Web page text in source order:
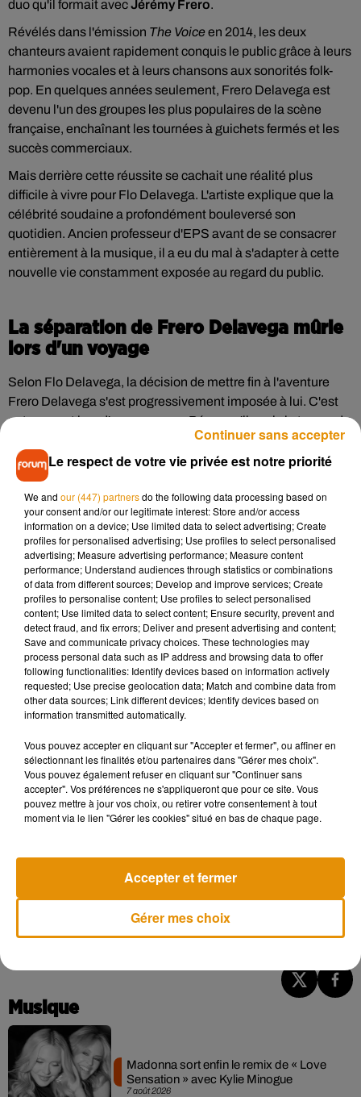
duo qu'il formait avecJérémy Frero.
Révélés dans l'émission The Voiceen 2014, les deux
chanteurs avaient rapidement conquis le public grâce à leurs
harmonies vocales et à leurs chansons aux sonorités folk-
pop. En quelques années seulement, Frero Delavega est
devenu l'un des groupes les plus populaires de la scène
française, enchaînant les tournées à guichets fermés et les
succès commerciaux.
Mais derrière cette réussite se cachait une réalité plus
difficile à vivre pour Flo Delavega. L'artiste explique que la
célébrité soudaine a profondément bouleversé son
quotidien. Ancien professeur d'EPS avant de se consacrer
entièrement à la musique, il a eu du mal à s'adapter à cette
nouvelle vie constamment exposée au regard du public.
La séparation de Frero Delavega mûrie
lors d'un voyage
Selon Flo Delavega, la décision de mettre fin à l'aventure
Frero Delavega s'est progressivement imposée à lui. C'est
notamment lors d'un voyage au Pérou qu'il a pris le temps de
réfléchir à son avenir et à ses aspirations personnelles.
Le chanteur raconte avoir ressenti un besoin grandissant de
Les obligations promotionnelles, les sollicitations
permanentes et le rythme soutenu des tournées finissaient
par peser lourdement sur son équilibre personnel.
La pression liée à une carrière aussi médiatisée est
également l'un des éléments qui l'ont poussé à prendre du
recul. Flo Delavega confie s'être parfois senti envahi par
cette notoriété qu'il n'avait pas anticipée et qui ne
correspondait plus à ses besoins profonds.
Près de dix ans après la séparation de Frero Delavega,
l'artiste semble aujourd'hui regarder cette période avec
sérénité. Son retour avecAimer les gen
valeurs et son envie de partager une musique authentique.
Musique
7 août 2026
Madonna sort enfin le remix de « Love
Sensation » avec Kylie Minogue
Le respect de votre vie privée est notre priorité
We and our (447) partnersdo the following data processing based on
your consent and/or our legitimate interest: Store and/or access
information on a device; Use limited data to select advertising; Create
profiles for personalised advertising; Use profiles to select personalised
advertising; Measure advertising performance; Measure content
performance; Understand audiences through statistics or combinations
of data from different sources; Develop and improve services; Create
profiles to personalise content; Use profiles to select personalised
content; Use limited data to select content; Ensure security, prevent and
detect fraud, and fix errors; Deliver and present advertising and content;
Save and communicate privacy choices. These technologies may
process personal data such as IP address and browsing data to offer
following functionalities: Identify devices based on information actively
requested; Use precise geolocation data; Match and combine data from
other data sources; Link different devices; Identify devices based on
information transmitted automatically.
Vous pouvez accepter en cliquant sur "Accepter et fermer", ou affiner en
sélectionnant les finalités et/ou partenaires dans "Gérer mes choix".
Vous pouvez également refuser en cliquant sur "Continuer sans
accepter". Vos préférences ne s'appliqueront que pour ce site. Vous
pouvez mettre à jour vos choix, ou retirer votre consentement à tout
moment via le lien "Gérer les cookies" situé en bas de chaque page.
Gérer mes choix
Accepter et fermer
Continuer sans accepter